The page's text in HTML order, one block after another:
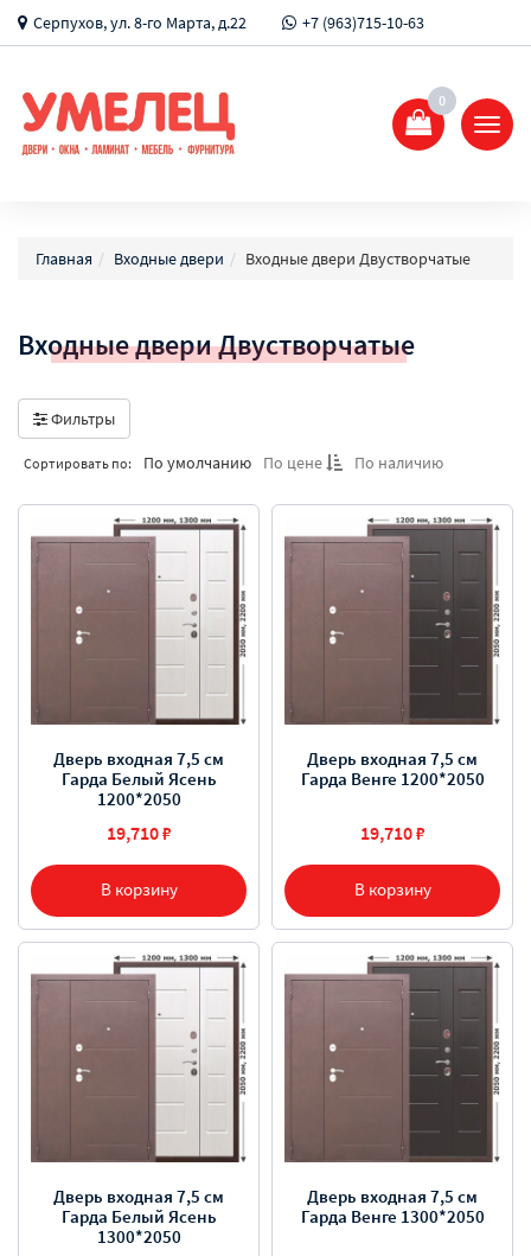
Серпухов, ул. 8-го Марта, д.22 +7 (963)715-10-63
0
Главная Входные двери Входные двери Двустворчатые
Входные двери Двустворчатые
Фильтры
Сортировать по: По умолчанию По цене По наличию
В корзину
Дверь входная 7,5 см
Гарда Белый Ясень
1200*2050
19,710 ₽
В корзину
Дверь входная 7,5 см
Гарда Венге 1200*2050
19,710 ₽
Дверь входная 7,5 см
Гарда Белый Ясень
1300*2050
Дверь входная 7,5 см
Гарда Венге 1300*2050